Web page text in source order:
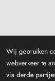
Wij gebruiken
webverkeer te
via derde